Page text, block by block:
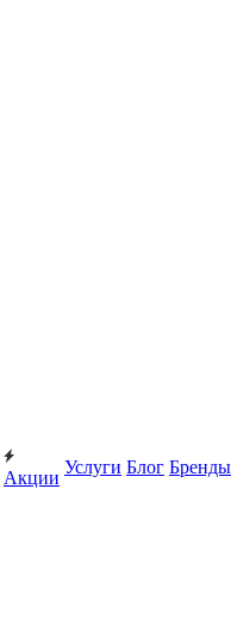
Акции
Услуги Блог Бренды